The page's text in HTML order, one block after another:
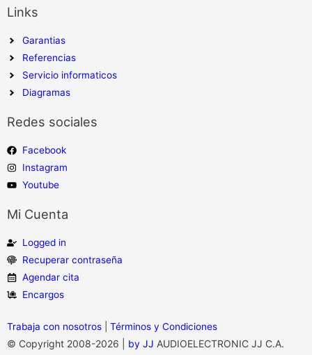
Links
Garantias
Referencias
Servicio informaticos
Diagramas
Redes sociales
Facebook
Instagram
Youtube
Mi Cuenta
Logged in
Recuperar contraseña
Agendar cita
Encargos
Trabaja con nosotros Términos y Condiciones
© Copyright 2008-2026 | by JJ AUDIOELECTRONIC JJ C.A.